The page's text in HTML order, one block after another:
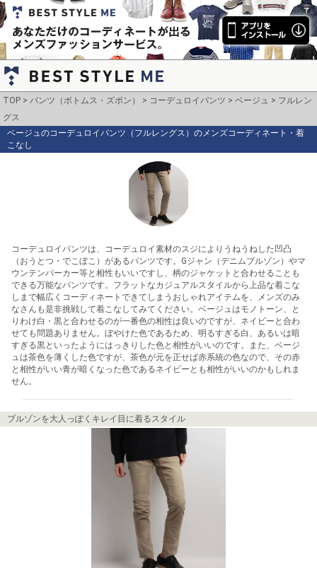
TOP パンツ（ボトムス・ズボン） コーデュロイパンツ ベージュ
フルレン
グス
ベージュのコーデュロイパンツ（フルレングス）のメンズコーディネート・着
こなし
コーデュロイパンツは、コーデュロイ素材のスジによりうねうねした凹凸
（おうとつ・でこぼこ）があるパンツです。Gジャン（デニムブルゾン）やマ
ウンテンパーカー等と相性もいいですし、柄のジャケットと合わせることも
できる万能なパンツです。フラットなカジュアルスタイルから上品な着こな
しまで幅広くコーディネートできてしまうおしゃれアイテムを、メンズのみ
なさんも是非挑戦して着こなしてみてください。ベージュはモノトーン、と
りわけ白・黒と合わせるのが一番色の相性は良いのですが、ネイビーと合わ
せても問題ありません。ぼやけた色であるため、明るすぎる白、あるいは暗
すぎる黒といったようにはっきりした色と相性がいいのです。また、ベージ
ュは茶色を薄くした色ですが、茶色が元を正せば赤系統の色なので、その赤
と相性がいい青が暗くなった色であるネイビーとも相性がいいのかもしれま
せん。
ブルゾンを大人っぽくキレイ目に着るスタイル